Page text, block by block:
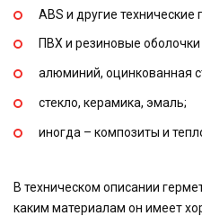
ABS и другие технические
ПВХ и резиновые
алюминий, оцинкованная
стекло, керамика, эмаль;
иногда – композиты и
В техническом описании
каким материалам он имеет